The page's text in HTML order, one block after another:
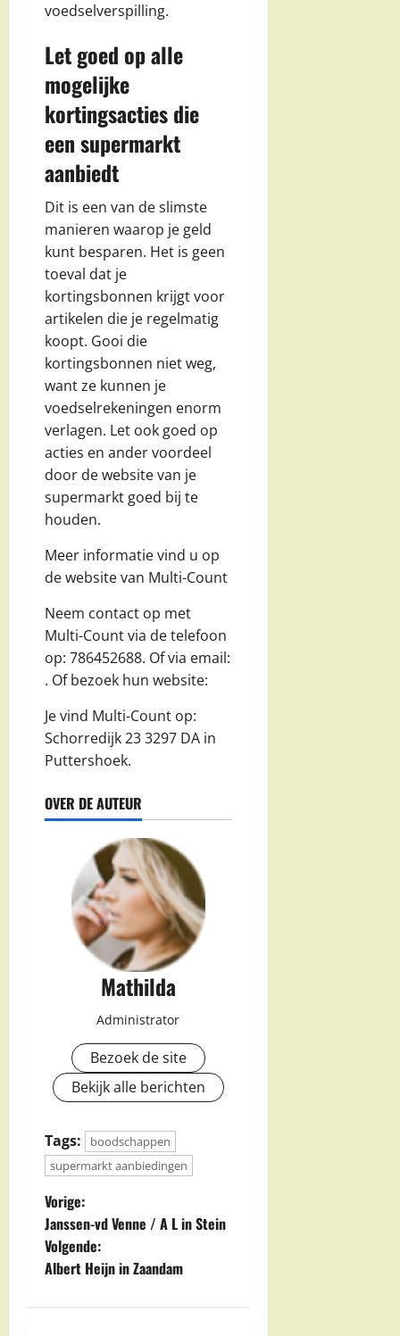
voedselverspilling.
Let goed op alle
mogelijke
kortingsacties die
een supermarkt
aanbiedt
Dit is een van de slimste
manieren waarop je geld
kunt besparen. Het is geen
toeval dat je
kortingsbonnen krijgt voor
artikelen die je regelmatig
koopt. Gooi die
kortingsbonnen niet weg,
want ze kunnen je
voedselrekeningen enorm
verlagen. Let ook goed op
acties en ander voordeel
door de website van je
supermarkt goed bij te
houden.
Meer informatie vind u op
de website van Multi-Count
Neem contact op met
Multi-Count via de telefoon
op: 786452688. Of via email:
. Of bezoek hun website:
Je vind Multi-Count op:
Schorredijk 23 3297 DA in
Puttershoek.
OVER DE AUTEUR
Mathilda
Administrator
Bezoek de site
Bekijk alle berichten
Tags:
boodschappen
supermarkt aanbiedingen
B
e
r
Vorige:
Janssen-vd Venne / A L in Stein
Volgende:
Albert Heijn in Zaandam